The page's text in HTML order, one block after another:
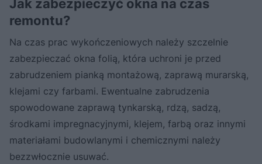
Jak zabezpieczyć okna na czas
remontu?
Na czas prac wykończeniowych należy szczelnie
zabezpieczać okna folią, która uchroni je przed
zabrudzeniem pianką montażową, zaprawą murarską,
klejami czy farbami. Ewentualne zabrudzenia
spowodowane zaprawą tynkarską, rdzą, sadzą,
środkami impregnacyjnymi, klejem, farbą oraz innymi
materiałami budowlanymi i chemicznymi należy
bezzwłocznie usuwać.